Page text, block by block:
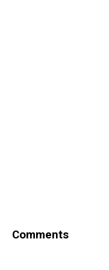
Comments